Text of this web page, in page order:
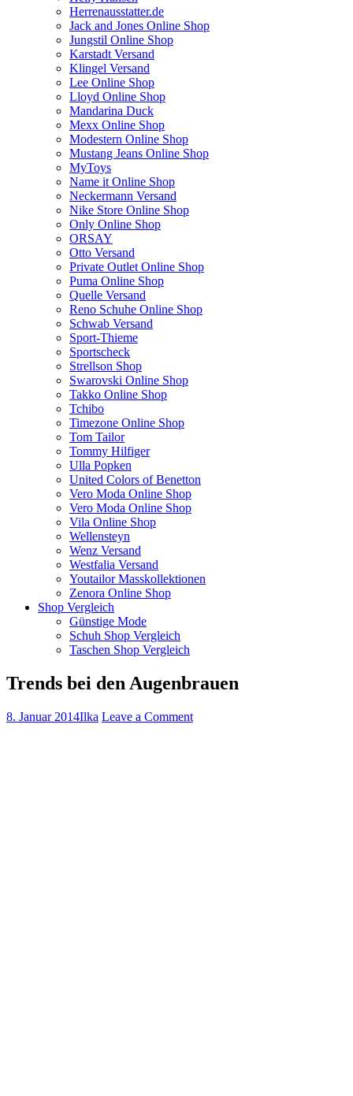
Herrenausstatter.de
Jack and Jones Online Shop
Jungstil Online Shop
Karstadt Versand
Klingel Versand
Lee Online Shop
Lloyd Online Shop
Mandarina Duck
Mexx Online Shop
Modestern Online Shop
Mustang Jeans Online Shop
MyToys
Name it Online Shop
Neckermann Versand
Nike Store Online Shop
Only Online Shop
ORSAY
Otto Versand
Private Outlet Online Shop
Puma Online Shop
Quelle Versand
Reno Schuhe Online Shop
Schwab Versand
Sport-Thieme
Sportscheck
Strellson Shop
Swarovski Online Shop
Takko Online Shop
Tchibo
Timezone Online Shop
Tom Tailor
Tommy Hilfiger
Ulla Popken
United Colors of Benetton
Vero Moda Online Shop
Vero Moda Online Shop
Vila Online Shop
Wellensteyn
Wenz Versand
Westfalia Versand
Youtailor Masskollektionen
Zenora Online Shop
Shop Vergleich
Günstige Mode
Schuh Shop Vergleich
Taschen Shop Vergleich
Trends bei den Augenbrauen
8. Januar 2014Ilka Leave a Comment